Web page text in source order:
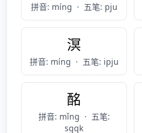
拼音: míng · 五笔: pju
溟
拼音: míng · 五笔: ipju
酩
拼音: mǐng · 五笔:
sgqk